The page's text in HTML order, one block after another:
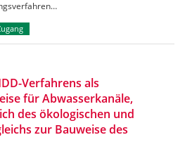
Verfahrens als
für Abwasserkanäle,
des ökologischen und
zur Bauweise des